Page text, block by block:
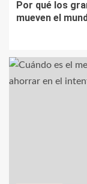
Por qué los
mueven el